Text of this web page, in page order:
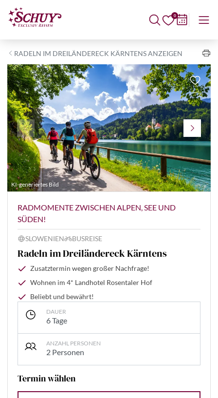
0
RADELN IM DREILÄNDERECK KÄRNTENS ANZEIGEN
KI-generiertes Bild
RADMOMENTE ZWISCHEN ALPEN, SEE UND
SÜDEN!
SLOWENIEN BUSREISE
Radeln im Dreiländereck Kärntens
Zusatztermin wegen großer Nachfrage!
Wohnen im 4* Landhotel Rosentaler Hof
Beliebt und bewährt!
DAUER
6 Tage
ANZAHL PERSONEN
2 Personen
Termin wählen